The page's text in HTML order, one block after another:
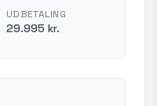
UDBETALING
29.995 kr.